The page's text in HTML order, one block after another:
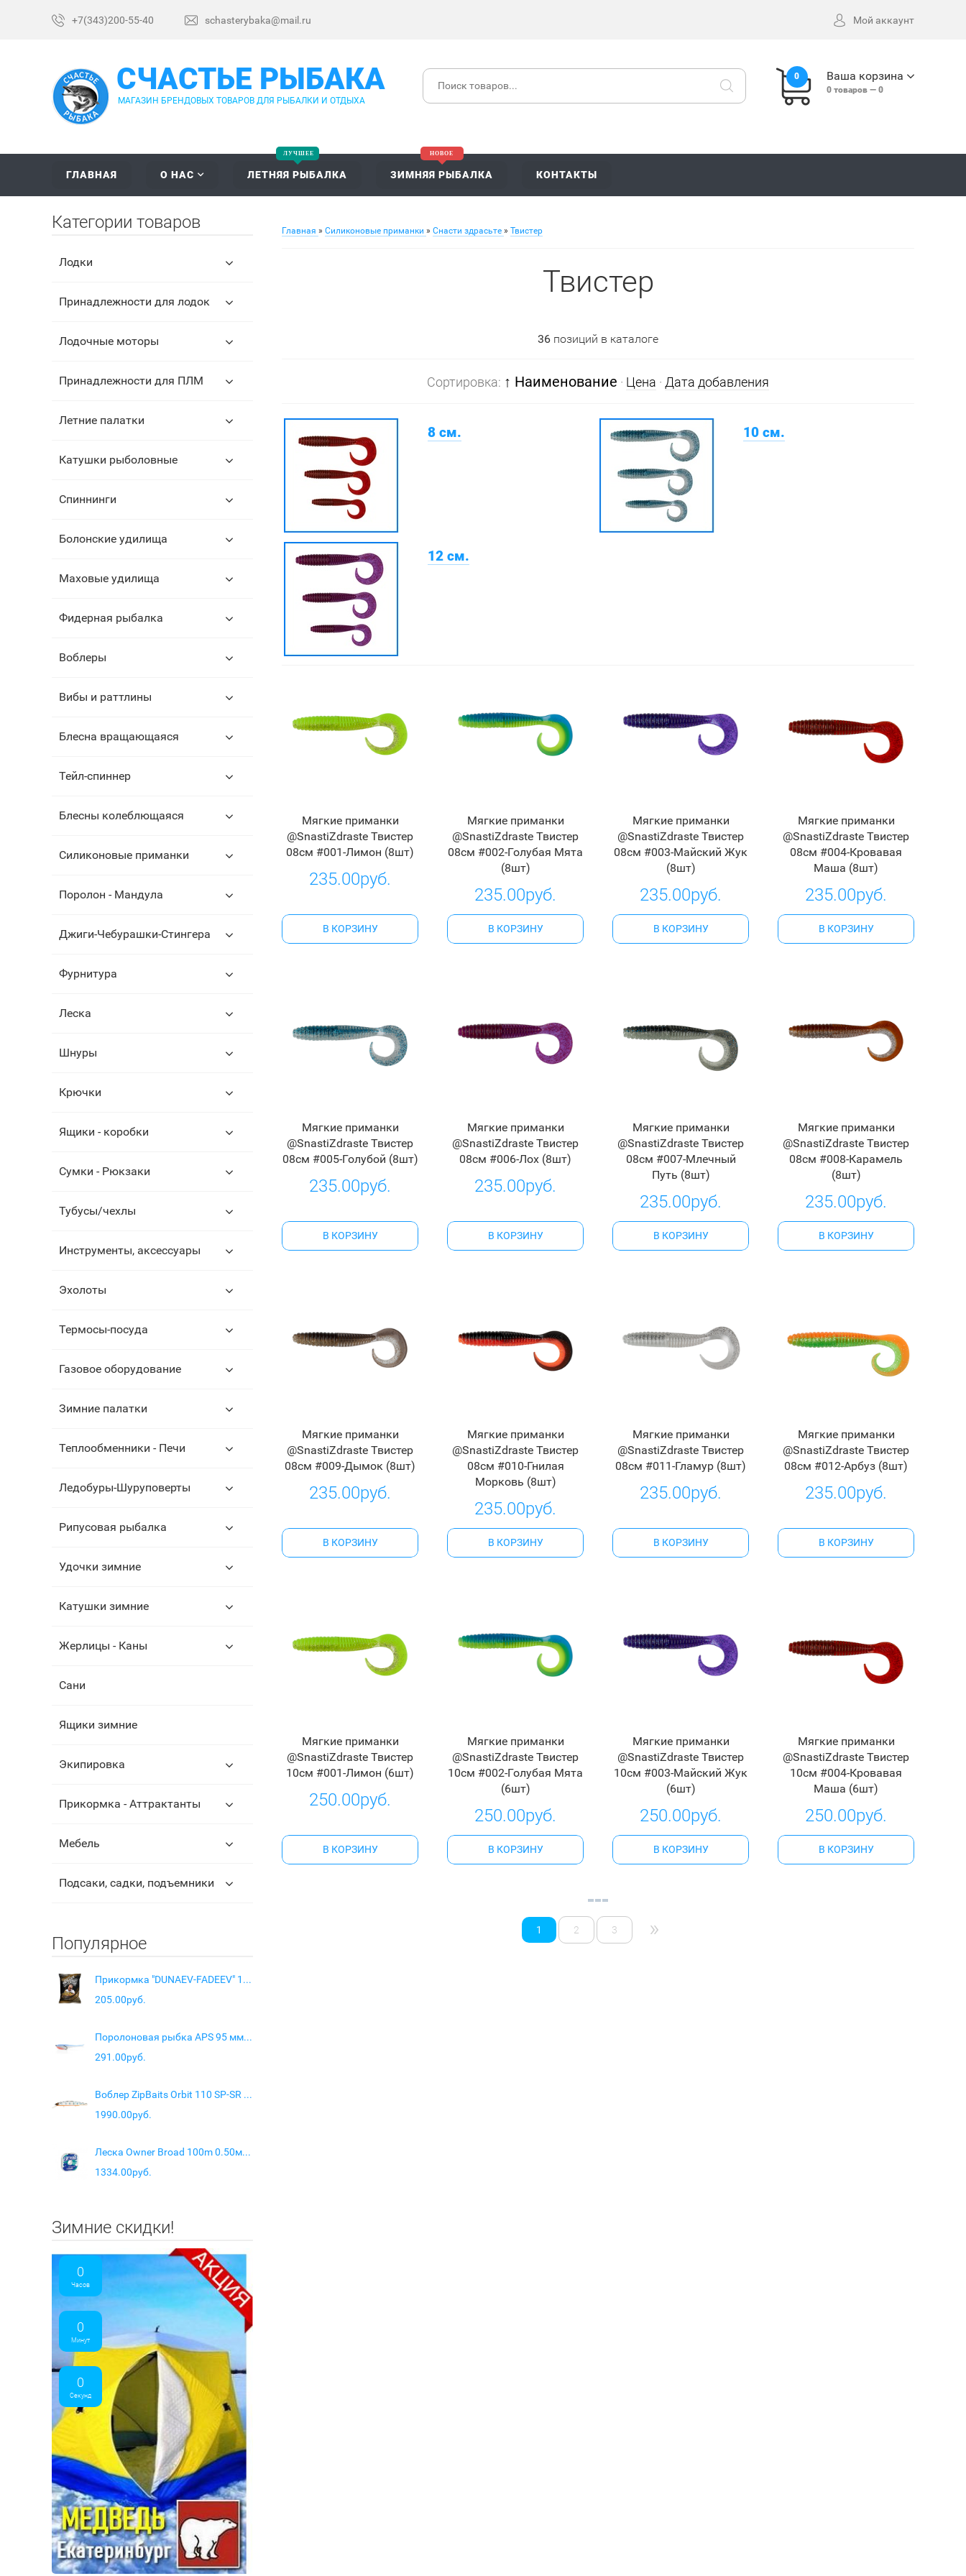
+7(343)200-55-40 schasterybaka@mail.ru Мой аккаунт
СЧАСТЬЕ РЫБАКА
МАГАЗИН БРЕНДОВЫХ ТОВАРОВ ДЛЯ РЫБАЛКИ И ОТДЫХА
0 Ваша корзина
0 товаров — 0
ГЛАВНАЯ О НАС ЛЕТНЯЯ РЫБАЛКА ЗИМНЯЯ РЫБАЛКА КОНТАКТЫ
Главная » Силиконовые приманки » Снасти здрасьте » Твистер
Твистер
36 позиций в каталоге
Сортировка: ↑ Наименование · Цена · Дата добавления
8 см. 10 см.
12 см.
Мягкие приманки
@SnastiZdraste Твистер
08см #001-Лимон (8шт)
235.00руб.
В КОРЗИНУ
Мягкие приманки
@SnastiZdraste Твистер
08см #002-Голубая Мята
(8шт)
235.00руб.
В КОРЗИНУ
Мягкие приманки
@SnastiZdraste Твистер
08см #003-Майский Жук
(8шт)
235.00руб.
В КОРЗИНУ
Мягкие приманки
@SnastiZdraste Твистер
08см #004-Кровавая
Маша (8шт)
235.00руб.
В КОРЗИНУ
Мягкие приманки
@SnastiZdraste Твистер
08см #005-Голубой (8шт)
235.00руб.
В КОРЗИНУ
Мягкие приманки
@SnastiZdraste Твистер
08см #006-Лох (8шт)
235.00руб.
В КОРЗИНУ
Мягкие приманки
@SnastiZdraste Твистер
08см #007-Млечный
Путь (8шт)
235.00руб.
В КОРЗИНУ
Мягкие приманки
@SnastiZdraste Твистер
08см #008-Карамель
(8шт)
235.00руб.
В КОРЗИНУ
Мягкие приманки
@SnastiZdraste Твистер
08см #009-Дымок (8шт)
235.00руб.
В КОРЗИНУ
Мягкие приманки
@SnastiZdraste Твистер
08см #010-Гнилая
Морковь (8шт)
235.00руб.
В КОРЗИНУ
Мягкие приманки
@SnastiZdraste Твистер
08см #011-Гламур (8шт)
235.00руб.
В КОРЗИНУ
Мягкие приманки
@SnastiZdraste Твистер
08см #012-Арбуз (8шт)
235.00руб.
В КОРЗИНУ
Мягкие приманки
@SnastiZdraste Твистер
10см #001-Лимон (6шт)
250.00руб.
В КОРЗИНУ
Мягкие приманки
@SnastiZdraste Твистер
10см #002-Голубая Мята
(6шт)
250.00руб.
В КОРЗИНУ
Мягкие приманки
@SnastiZdraste Твистер
10см #003-Майский Жук
(6шт)
250.00руб.
В КОРЗИНУ
Мягкие приманки
@SnastiZdraste Твистер
10см #004-Кровавая
Маша (6шт)
250.00руб.
В КОРЗИНУ
1 2 3 »
Категории товаров
Лодки
Принадлежности для лодок
Лодочные моторы
Принадлежности для ПЛМ
Летние палатки
Катушки рыболовные
Спиннинги
Болонские удилища
Маховые удилища
Фидерная рыбалка
Воблеры
Вибы и раттлины
Блесна вращающаяся
Тейл-спиннер
Блесны колеблющаяся
Силиконовые приманки
Поролон - Мандула
Джиги-Чебурашки-Стингера
Фурнитура
Леска
Шнуры
Крючки
Ящики - коробки
Сумки - Рюкзаки
Тубусы/чехлы
Инструменты, аксессуары
Эхолоты
Термосы-посуда
Газовое оборудование
Зимние палатки
Теплообменники - Печи
Ледобуры-Шуруповерты
Рипусовая рыбалка
Удочки зимние
Катушки зимние
Жерлицы - Каны
Сани
Ящики зимние
Экипировка
Прикормка - Аттрактанты
Мебель
Подсаки, садки, подъемники
Популярное
Прикормка "DUNAEV-FADEEV" 1кг Feeder Universal
205.00руб.
Поролоновая рыбка APS 95 мм #214 UV (4 шт/упак.)
291.00руб.
Воблер ZipBaits Orbit 110 SP-SR цв. 316
1990.00руб.
Леска Owner Broad 100m 0.50мм 18кг
1334.00руб.
Зимние скидки!
0
Часов
0
Минут
0
Секунд